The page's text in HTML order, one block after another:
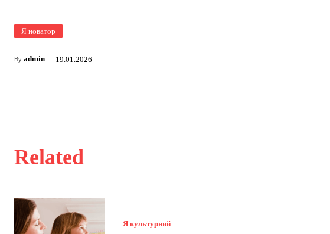
Я новатор
By admin 19.01.2026
Related
Я культурний